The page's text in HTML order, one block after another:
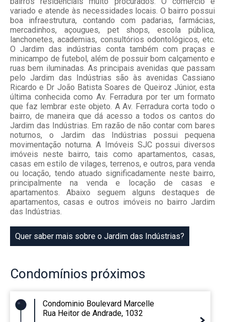
variado e atende às necessidades locais. O bairro possui
boa infraestrutura, contando com padarias, farmácias,
mercadinhos, açougues, pet shops, escola pública,
lanchonetes, academias, consultórios odontológicos, etc.
O Jardim das indústrias conta também com praças e
minicampo de futebol, além de possuir bom calçamento e
ruas bem iluminadas. As principais avenidas que passam
pelo Jardim das Indústrias são às avenidas Cassiano
Ricardo e Dr João Batista Soares de Queiroz Júnior, esta
última conhecida como Av. Ferradura por ter um formato
que faz lembrar este objeto. A Av. Ferradura corta todo o
bairro, de maneira que dá acesso a todos os cantos do
Jardim das Indústrias. Em razão de não contar com bares
noturnos, o Jardim das Indústrias possui pequena
movimentação noturna. A Imóveis SJC possui diversos
imóveis neste bairro, tais como apartamentos, casas,
casas em estilo de vilages, terrenos, e outros, para venda
ou locação, tendo atuado significadamente neste bairro,
principalmente na venda e locação de casas e
apartamentos. Abaixo seguem alguns destaques de
apartamentos, casas e outros imóveis no bairro Jardim
das Indústrias.
Quer saber mais sobre o Jardim das Indústrias?
Condomínios próximos
Condominio Boulevard Marcelle
Rua Heitor de Andrade, 1032